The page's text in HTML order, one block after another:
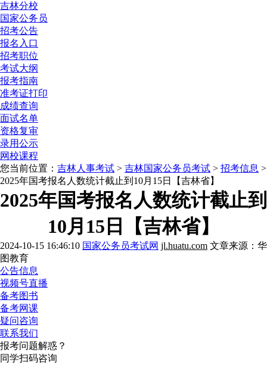
吉林分校
国家公务员
招考公告
报名入口
招考职位
考试大纲
报考指南
准考证打印
成绩查询
面试名单
资格复审
录用公示
网校课程
您当前位置： 吉林人事考试 > 吉林国家公务员考试 > 招考信息 >
2025年国考报名人数统计截止到10月15日【吉林省】
2025年国考报名人数统计截止到
10月15日【吉林省】
2024-10-15 16:46:10 国家公务员考试网 jl.huatu.com 文章来源：华
图教育
公告信息
视频号直播
备考图书
备考网课
疑问咨询
联系我们
报考问题解惑？
同学扫码咨询